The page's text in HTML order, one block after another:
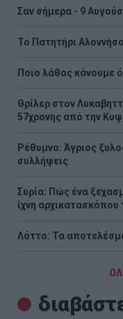
Σαν σήμερα - 9
Το Πατητήρι
Ποιο λάθος κάνουμε
Θρίλερ στον
57χρονης από την
Ρέθυμνο: Άγριος
συλλήψεις
Συρία: Πώς ένα
ίχνη αρχικατασκόπου
Λόττο: Τα